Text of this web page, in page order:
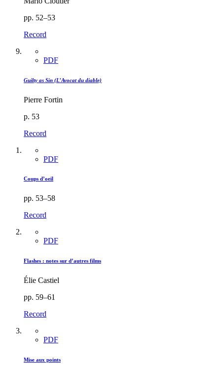
pp. 52–53
Record
PDF
Guilty as Sin (L’Avocat du diable)
Pierre Fortin
p. 53
Record
PDF
Coups d’oeil
pp. 53–58
Record
PDF
Flashes : notes sur d’autres films
Élie Castiel
pp. 59–61
Record
PDF
Mise aux points